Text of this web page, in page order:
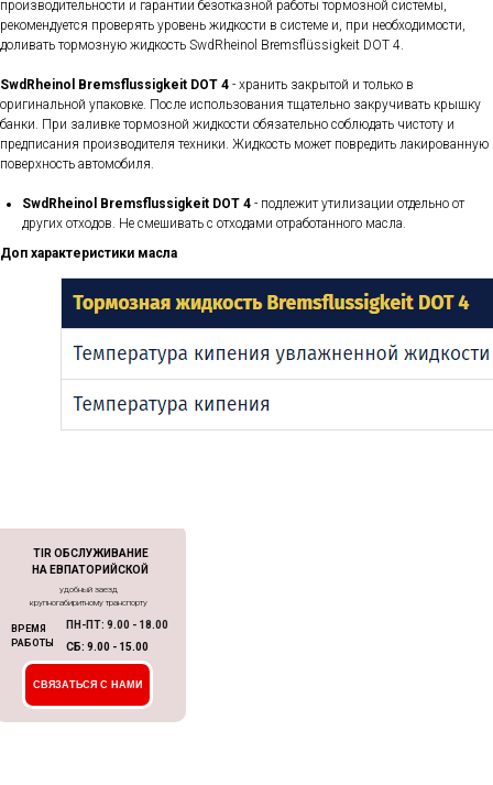
производительности и гарантии безотказной работы тормозной системы,
рекомендуется проверять уровень жидкости в системе и, при необходимости,
доливать тормозную жидкость SwdRheinol Bremsflüssigkeit DOT 4.
SwdRheinol Bremsflussigkeit DOT 4 - хранить закрытой и только в
оригинальной упаковке. После использования тщательно закручивать крышку
банки. При заливке тормозной жидкости обязательно соблюдать чистоту и
предписания производителя техники. Жидкость может повредить лакированную
поверхность автомобиля.
SwdRheinol Bremsflussigkeit DOT 4 - подлежит утилизации отдельно от
других отходов. Не смешивать с отходами отработанного масла.
Доп характеристики масла
TIR ОБСЛУЖИВАНИЕ
НА ЕВПАТОРИЙСКОЙ
удобный заезд
крупногабиритному транспорту
ВРЕМЯ
РАБОТЫ
ПН-ПТ: 9.00 - 18.00
СБ: 9.00 - 15.00
СВЯЗАТЬСЯ С НАМИ